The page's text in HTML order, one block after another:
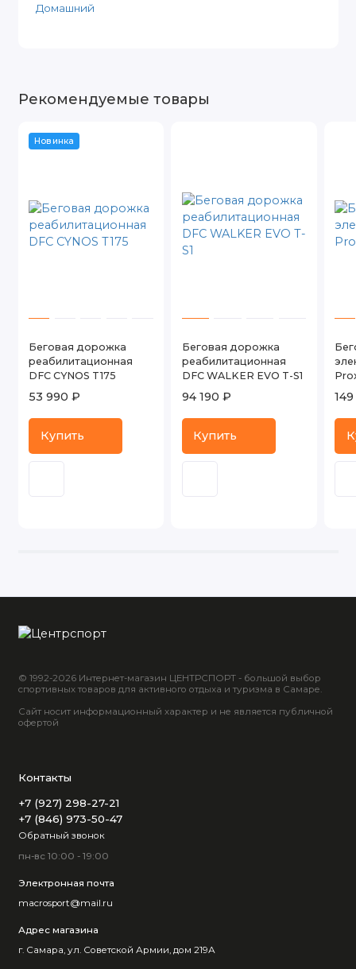
Домашний
Рекомендуемые товары
Новинка
Беговая дорожка
реабилитационная
DFC CYNOS T175
53 990 ₽
Купить
Беговая дорожка
реабилитационная
DFC WALKER EVO T-S1
94 190 ₽
Купить
© 1992-2026 Интернет-магазин ЦЕНТРСПОРТ - большой выбор
спортивных товаров для активного отдыха и туризма в Самаре.
Сайт носит информационный характер и не является публичной
офертой
Контакты
+7 (927) 298-27-21
+7 (846) 973-50-47
Обратный звонок
пн-вс 10:00 - 19:00
Электронная почта
macrosport@mail.ru
Адрес магазина
г. Самара, ул. Советской Армии, дом 219А